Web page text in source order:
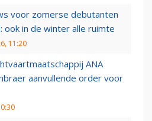
voor zomerse debutanten
ook in de winter alle ruimte
11:20
ANA
aanvullende order voor